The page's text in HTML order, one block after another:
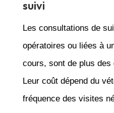
suivi
Les consultations de
opératoires ou liées à
cours, sont de plus des
Leur coût dépend du
fréquence des visites